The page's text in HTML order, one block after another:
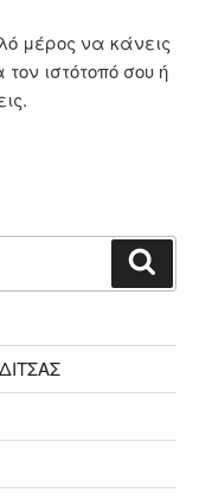
μέρος να κάνεις
ιστότοπό σου ή